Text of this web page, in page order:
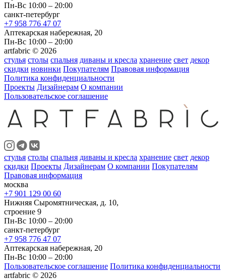
Пн-Вс 10:00 – 20:00
санкт-петербург
+7 958 776 47 07
Аптекарская набережная, 20
Пн-Вс 10:00 – 20:00
artfabric © 2026
стулья столы спальня диваны и кресла хранение свет декор
скидки новинки Покупателям Правовая информация
Политика конфиденциальности
Проекты Дизайнерам О компании
Пользовательское соглашение
стулья столы спальня диваны и кресла хранение свет декор
скидки Проекты Дизайнерам О компании Покупателям
Правовая информация
москва
+7 901 129 00 60
Нижняя Сыромятническая, д. 10,
строение 9
Пн-Вс 10:00 – 20:00
санкт-петербург
+7 958 776 47 07
Аптекарская набережная, 20
Пн-Вс 10:00 – 20:00
Пользовательское соглашение Политика конфиденциальности
artfabric © 2026